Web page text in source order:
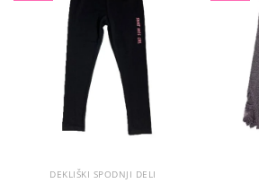
DEKLIŠKI SPODNJI DELI